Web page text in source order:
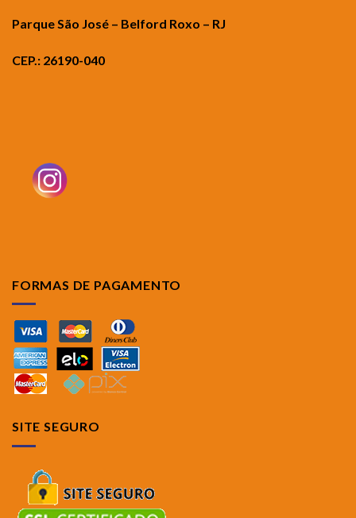
Parque São José – Belford Roxo – RJ
CEP.: 26190-040
FORMAS DE PAGAMENTO
SITE SEGURO